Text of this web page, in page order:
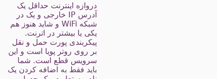
دروازه اینترنت حداقل یک
آدرس IP خارجی و یک در
شبکه WiFi و شاید هنوز هم
یکی یا بیشتر در اترنت.
پیکربندی پورت حمل و نقل
بر روی روتر پویا است و این
سرویس قطع است. شما
باید فقط به اضافه کردن یک